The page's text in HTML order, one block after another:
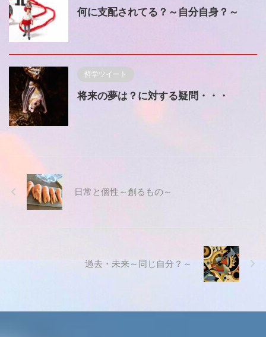
何に支配されてる？～自分自身？～
哲学ツイート
将来の夢は？に対する疑問・・・
日常と個性～創るもの～
過去・未来～同じ自分？～